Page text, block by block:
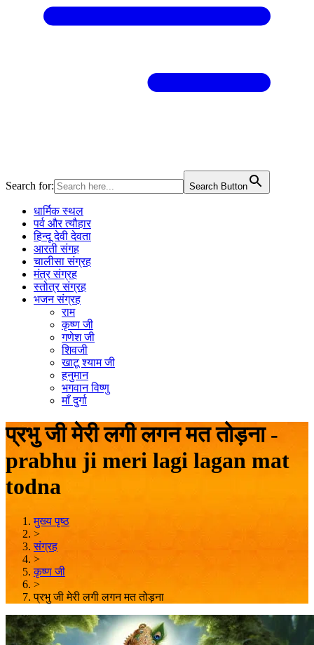
Search for: Search Button
धार्मिक स्थल
पर्व और त्यौहार
हिन्दू देवी देवता
आरती संगह
चालीसा संग्रह
मंत्र संग्रह
स्तोत्र संग्रह
भजन संग्रह
राम
कृष्ण जी
गणेश जी
शिवजी
खाटू श्याम जी
हनुमान
भगवान विष्णु
माँ दुर्गा
प्रभु जी मेरी लगी लगन मत तोड़ना -
prabhu ji meri lagi lagan mat
todna
मुख्य पृष्ठ
>
संग्रह
>
कृष्ण जी
>
प्रभु जी मेरी लगी लगन मत तोड़ना